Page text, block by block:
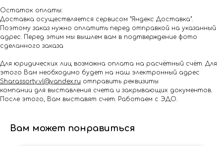
Остаток оплаты:
Доставка осуществляется сервисом "Яндекс Доставка".
Поэтому заказ нужно оплатить перед отправкой на указанный
адрес. Перед этим мы вышлем вам в подтверждение фото
сделанного заказа
Для юридических лиц возможна оплата на расчётный счёт. Для
этого Вам необходимо будет на наш электронный адрес
Shar.assorty.vl@yandex.ru отправить реквизиты
компании для выставления счета и закрывающих документов.
После этого, Вам выставят счет. Работаем с ЭДО.
Вам может понравиться